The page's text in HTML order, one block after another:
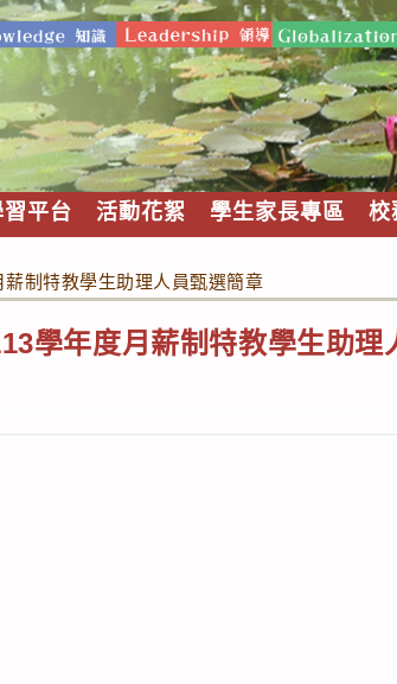
習平台 活動花絮 學生家長專區 校
制特教學生助理人員甄選簡章
學年度月薪制特教學生助理